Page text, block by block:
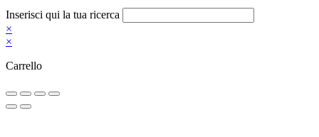
Inserisci qui la tua ricerca
×
×
Carrello